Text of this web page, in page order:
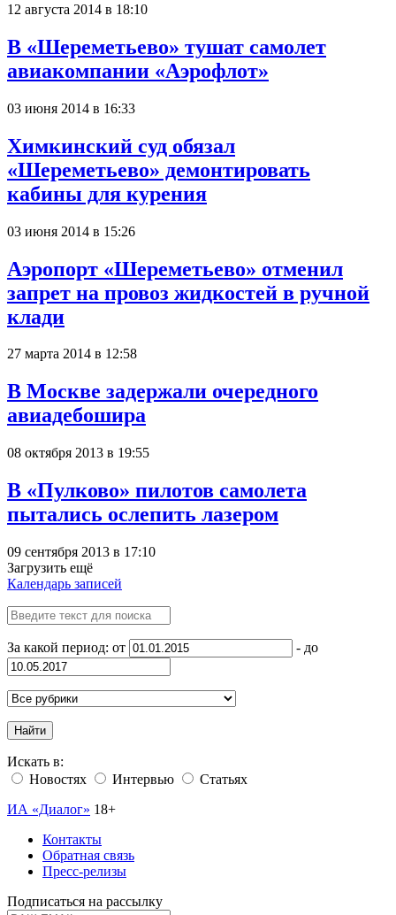
12 августа 2014 в 18:10
В «Шереметьево» тушат самолет
авиакомпании «Аэрофлот»
03 июня 2014 в 16:33
Химкинский суд обязал
«Шереметьево» демонтировать
кабины для курения
03 июня 2014 в 15:26
Аэропорт «Шереметьево» отменил
запрет на провоз жидкостей в ручной
клади
27 марта 2014 в 12:58
В Москве задержали очередного
авиадебошира
08 октября 2013 в 19:55
В «Пулково» пилотов самолета
пытались ослепить лазером
09 сентября 2013 в 17:10
Загрузить ещё
Календарь записей
За какой период: от - до
Найти
Искать в:
Новостях
Интервью
Статьях
ИА «Диалог» 18+
Контакты
Обратная связь
Пресс-релизы
Подписаться на рассылку